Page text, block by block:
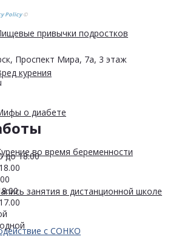
привычки подростков
курения
о диабете
во время беременности
занятия в дистанционной школе
с СОНКО
Policy©
Проспект Мира, 7а, 3 этаж
до 18.00